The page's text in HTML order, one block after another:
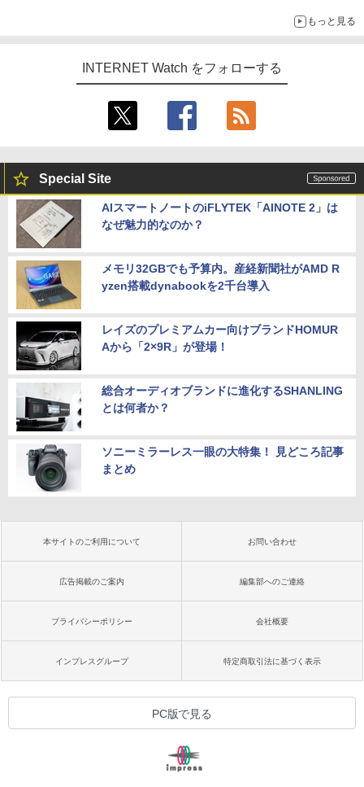
もっと見る
INTERNET Watch をフォローする
Special Site
AIスマートノートのiFLYTEK「AINOTE 2」は
なぜ魅力的なのか？
メモリ32GBでも予算内。産経新聞社がAMD R
yzen搭載dynabookを2千台導入
レイズのプレミアムカー向けブランドHOMUR
Aから「2×9R」が登場！
総合オーディオブランドに進化するSHANLING
とは何者か？
ソニーミラーレス一眼の大特集！ 見どころ記事
まとめ
本サイトのご利用について お問い合わせ
広告掲載のご案内 編集部へのご連絡
プライバシーポリシー 会社概要
インプレスグループ 特定商取引法に基づく表示
PC版で見る